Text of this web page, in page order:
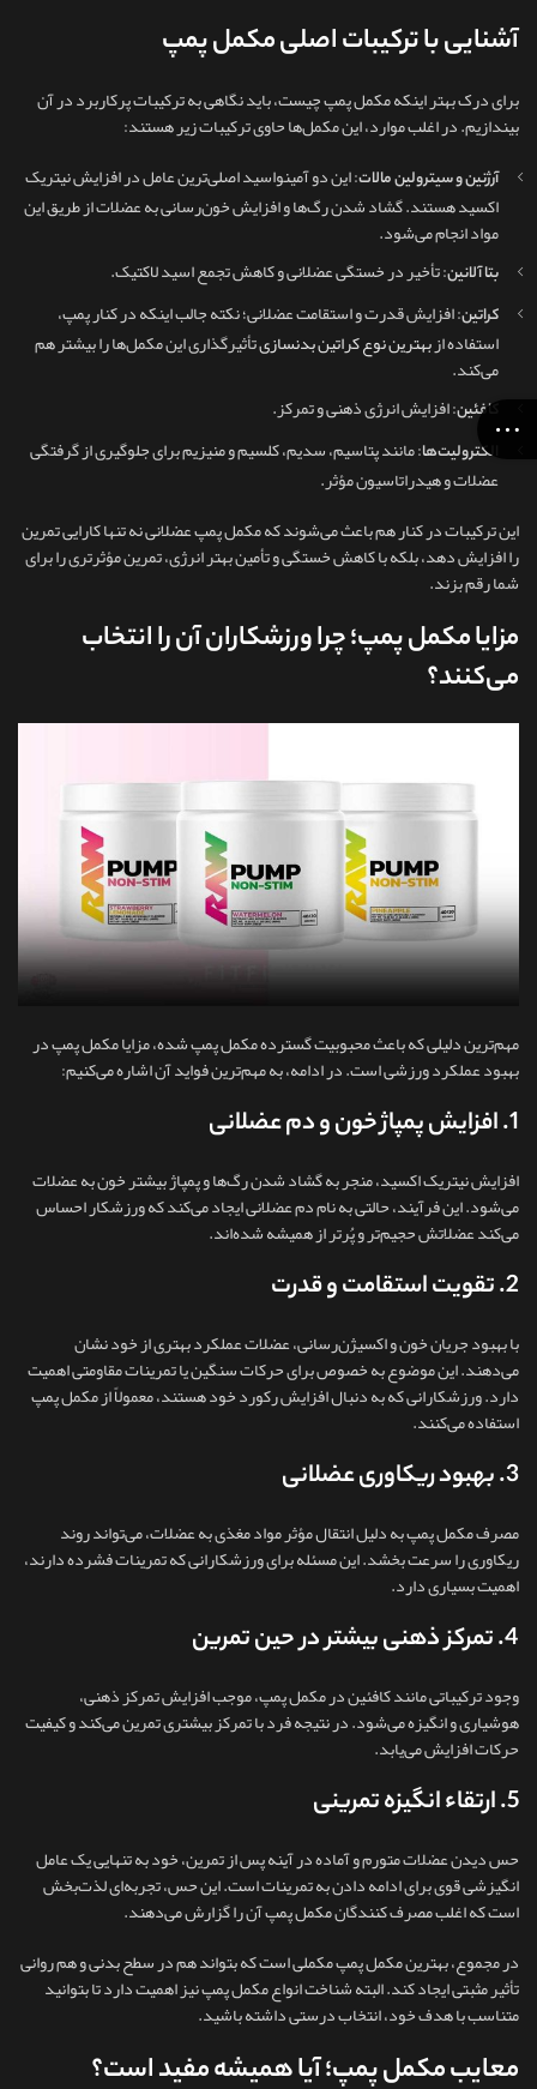
آشنایی با ترکیبات اصلی مکمل پمپ
برای درک بهتر اینکه مکمل پمپ چیست، باید نگاهی به ترکیبات پرکاربرد در آن
بیندازیم. در اغلب موارد، این مکمل‌ها حاوی ترکیبات زیر هستند:
آرژنین و سیترولین مالات: این دو آمینواسید اصلی‌ترین عامل در افزایش نیتریک
اکسید هستند. گشاد شدن رگ‌ها و افزایش خون‌رسانی به عضلات از طریق این
مواد انجام می‌شود.
بتا آلانین: تأخیر در خستگی عضلانی و کاهش تجمع اسید لاکتیک.
کراتین: افزایش قدرت و استقامت عضلانی؛ نکته جالب اینکه در کنار پمپ،
استفاده ازبهترین نوع کراتین بدنسازیتأثیرگذاری این مکمل‌ها را بیشتر هم
می‌کند.
کافئین: افزایش انرژی ذهنی و تمرکز.
الکترولیت‌ها: مانند پتاسیم، سدیم، کلسیم و منیزیم برای جلوگیری از گرفتگی
عضلات و هیدراتاسیون مؤثر.
این ترکیبات در کنار هم باعث می‌شوند که مکمل پمپ عضلانی نه‌ تنها کارایی تمرین
را افزایش دهد، بلکه با کاهش خستگی و تأمین بهتر انرژی، تمرین مؤثرتری را برای
شما رقم بزند.
مزایا مکمل پمپ؛ چرا ورزشکاران آن را انتخاب
می‌کنند؟
مهم‌ترین دلیلی که باعث محبوبیت گسترده مکمل پمپ شده، مزایا مکمل پمپ در
بهبود عملکرد ورزشی است. در ادامه، به مهم‌ترین فواید آن اشاره می‌کنیم:
1. افزایش پمپاژ خون و دم عضلانی
افزایش نیتریک اکسید، منجر به گشاد شدن رگ‌ها و پمپاژ بیشتر خون به عضلات
می‌شود. این فرآیند، حالتی به‌ نام دم عضلانی ایجاد می‌کند که ورزشکار احساس
می‌کند عضلاتش حجیم‌تر و پُرتر از همیشه شده‌اند.
2. تقویت استقامت و قدرت
با بهبود جریان خون و اکسیژن‌رسانی، عضلات عملکرد بهتری از خود نشان
می‌دهند. این موضوع به خصوص برای حرکات سنگین یا تمرینات مقاومتی اهمیت
دارد. ورزشکارانی که به دنبال افزایش رکورد خود هستند، معمولاً از مکمل پمپ
استفاده می‌کنند.
3. بهبود ریکاوری عضلانی
مصرف مکمل پمپ به دلیل انتقال مؤثر مواد مغذی به عضلات، می‌تواند روند
ریکاوری را سرعت بخشد. این مسئله برای ورزشکارانی که تمرینات فشرده دارند،
اهمیت بسیاری دارد.
4. تمرکز ذهنی بیشتر در حین تمرین
وجود ترکیباتی مانند کافئین در مکمل پمپ، موجب افزایش تمرکز ذهنی،
هوشیاری و انگیزه می‌شود. در نتیجه فرد با تمرکز بیشتری تمرین می‌کند و کیفیت
حرکات افزایش می‌یابد.
5. ارتقاء انگیزه تمرینی
حس دیدن عضلات متورم و آماده در آینه پس از تمرین، خود به تنهایی یک عامل
انگیزشی قوی برای ادامه دادن به تمرینات است. این حس، تجربه‌ای لذت‌بخش
است که اغلب مصرف‌ کنندگان مکمل پمپ آن را گزارش می‌دهند.
در مجموع، بهترین مکمل پمپ مکملی است که بتواند هم در سطح بدنی و هم روانی
تأثیر مثبتی ایجاد کند. البته شناخت انواع مکمل پمپ نیز اهمیت دارد تا بتوانید
متناسب با هدف خود، انتخاب درستی داشته باشید.
معایب مکمل پمپ؛ آیا همیشه مفید است؟